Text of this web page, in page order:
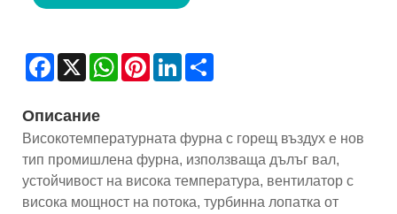
Facebook
X WhatsAppPinterestLinkedIn
Описание
Високотемпературната фурна с горещ въздух е нов
тип промишлена фурна, използваща дълъг вал,
устойчивост на висока температура, вентилатор с
висока мощност на потока, турбинна лопатка от